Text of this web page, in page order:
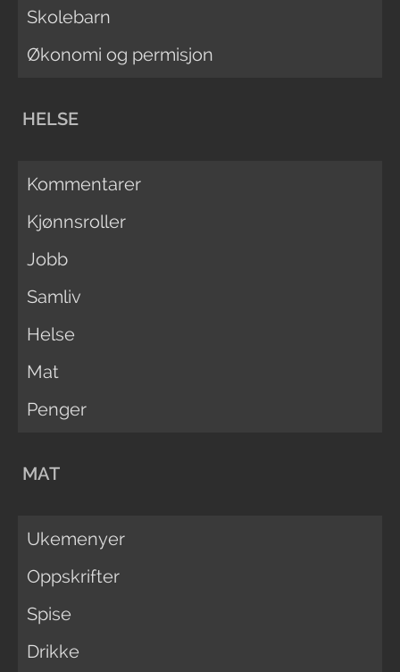
Skolebarn
Økonomi og permisjon
HELSE
Kommentarer
Kjønnsroller
Jobb
Samliv
Helse
Mat
Penger
MAT
Ukemenyer
Oppskrifter
Spise
Drikke